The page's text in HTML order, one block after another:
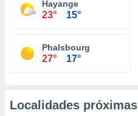
Hayange
23° 15°
Phalsbourg
27° 17°
Localidades próximas